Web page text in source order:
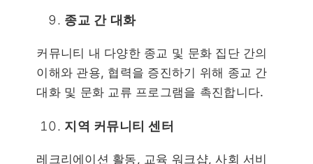
종교 간 대화
커뮤니티 내 다양한 종교 및 문화 집단 간의
이해와 관용, 협력을 증진하기 위해 종교 간
대화 및 문화 교류 프로그램을 촉진합니다.
지역 커뮤니티 센터
레크리에이션 활동, 교육 워크샵, 사회 서비